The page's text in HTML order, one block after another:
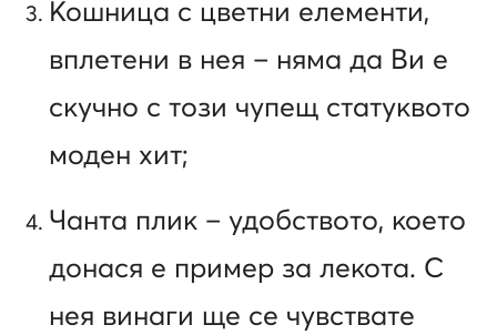
Кошница с цветни елементи,
вплетени в нея – няма да Ви е
скучно с този чупещ статуквото
моден хит;
Чанта плик – удобството, което
донася е пример за лекота. С
нея винаги ще се чувствате